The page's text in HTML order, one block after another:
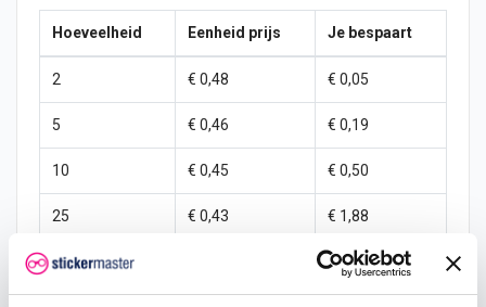
Hoeveelheid Eenheid prijs Je bespaart
2 € 0,48 € 0,05
5 € 0,46 € 0,19
10 € 0,45 € 0,50
25 € 0,43 € 1,88
50 € 5,00